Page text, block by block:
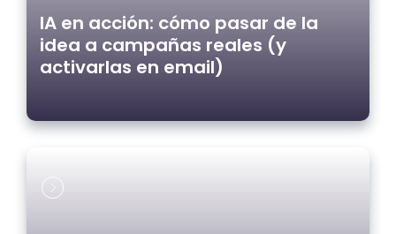
IA en acción: cómo pasar de la
idea a campañas reales (y
activarlas en email)